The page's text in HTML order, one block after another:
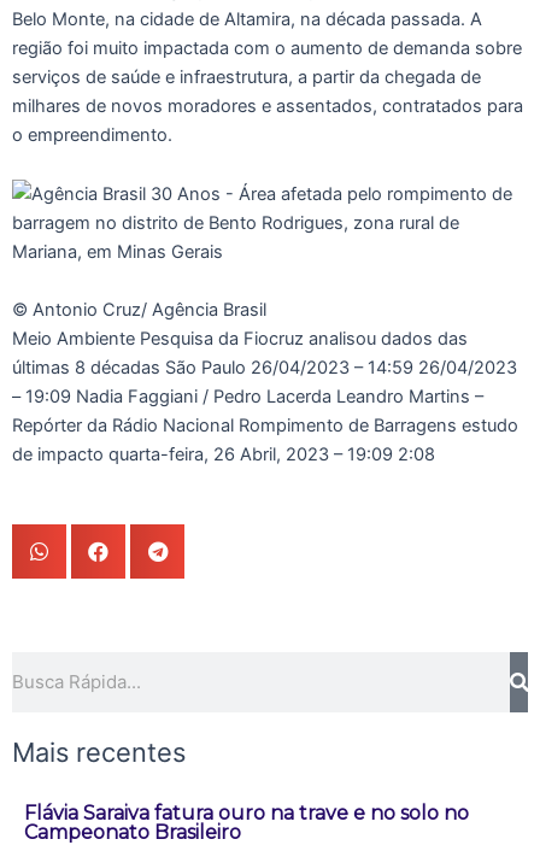
Belo Monte, na cidade de Altamira, na década passada. A
região foi muito impactada com o aumento de demanda sobre
serviços de saúde e infraestrutura, a partir da chegada de
milhares de novos moradores e assentados, contratados para
o empreendimento.
© Antonio Cruz/ Agência Brasil
Meio Ambiente Pesquisa da Fiocruz analisou dados das
últimas 8 décadas São Paulo 26/04/2023 – 14:59 26/04/2023
– 19:09 Nadia Faggiani / Pedro Lacerda Leandro Martins –
Repórter da Rádio Nacional Rompimento de Barragens estudo
de impacto quarta-feira, 26 Abril, 2023 – 19:09 2:08
Mais recentes
Flávia Saraiva fatura ouro na trave e no solo no
Campeonato Brasileiro